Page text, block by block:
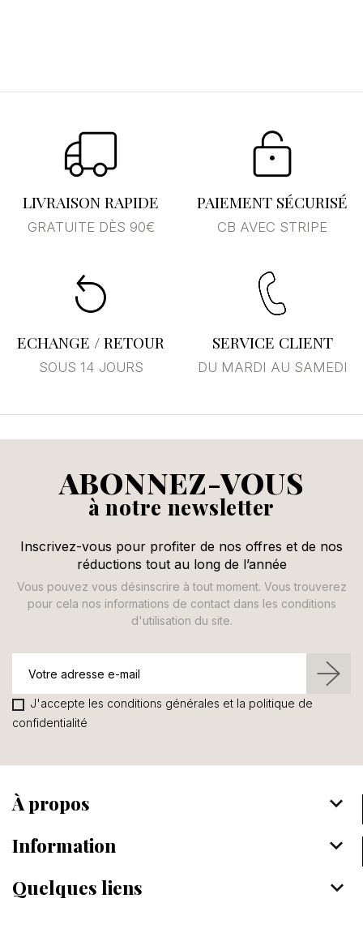
LIVRAISON RAPIDE
GRATUITE DÈS 90€
PAIEMENT SÉCURISÉ
CB AVEC STRIPE
ECHANGE / RETOUR
SOUS 14 JOURS
SERVICE CLIENT
DU MARDI AU SAMEDI
ABONNEZ-VOUS
à notre newsletter
Inscrivez-vous pour profiter de nos offres et de nos
réductions tout au long de l’année
Vous pouvez vous désinscrire à tout moment. Vous trouverez
pour cela nos informations de contact dans les conditions
d'utilisation du site.
J'accepte les conditions générales et la politique de
confidentialité
À propos keyboard_arrow_down
Information keyboard_arrow_down
Quelques liens keyboard_arrow_down
Vous devez être connecté pour enregistrer des
produits dans votre liste d'envies.